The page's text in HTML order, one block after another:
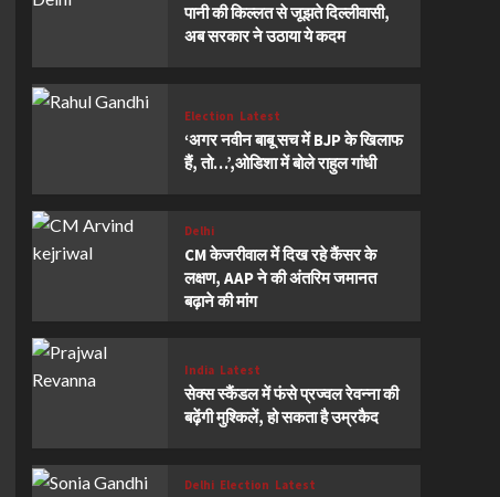
पानी की किल्लत से जूझते दिल्लीवासी,
अब सरकार ने उठाया ये कदम
Election Latest
‘अगर नवीन बाबू सच में BJP के खिलाफ
हैं, तो…’,ओडिशा में बोले राहुल गांधी
Delhi
CM केजरीवाल में दिख रहे कैंसर के
लक्षण, AAP ने की अंतरिम जमानत
बढ़ाने की मांग
India Latest
सेक्स स्कैंडल में फंसे प्रज्वल रेवन्ना की
बढ़ेंगी मुश्किलें, हो सकता है उम्रकैद
Delhi Election Latest